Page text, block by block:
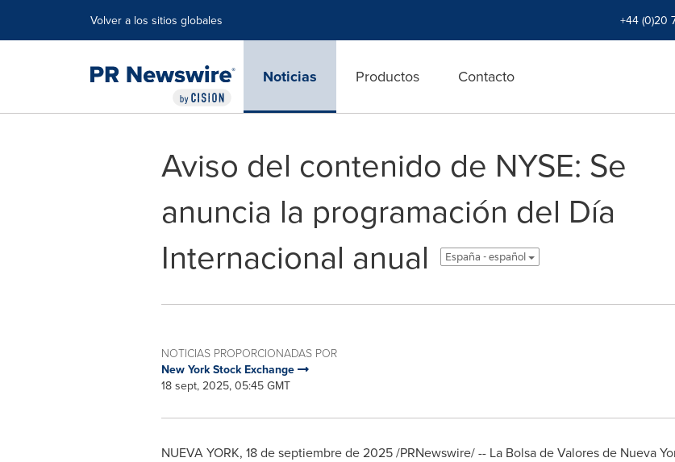
Volver a los sitios globales +44 (0)20
Noticias Productos Contacto
Aviso del contenido de NYSE: Se
anuncia la programación del Día
Internacional anual
España - español
NOTICIAS PROPORCIONADAS POR
New York Stock Exchange
18 sept, 2025, 05:45 GMT
NUEVA YORK, 18 de septiembre de 2025/PRNewswire/ -- La Bolsa deValores de Nueva